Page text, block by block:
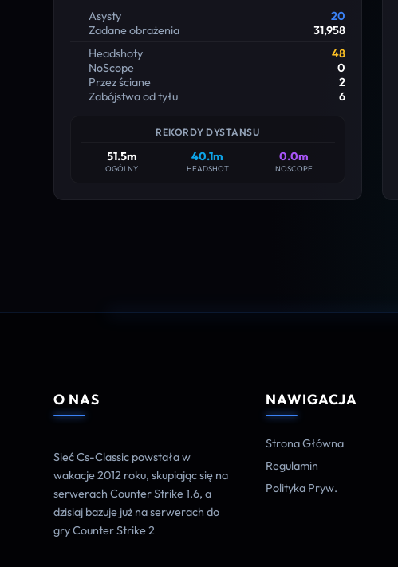
Asysty
20
Zadane obrażenia
31,958
Headshoty
48
NoScope
0
Przez ściane
2
Zabójstwa od tyłu
6
REKORDY DYSTANSU
51.5m
OGÓLNY
40.1m
HEADSHOT
0.0m
NOSCOPE
O NAS
Sieć Cs-Classic powstała w
wakacje 2012 roku, skupiając się na
serwerach Counter Strike 1.6, a
dzisiaj bazuje już na serwerach do
gry Counter Strike 2
NAWIGACJA
Strona Główna
Regulamin
Polityka Pryw.